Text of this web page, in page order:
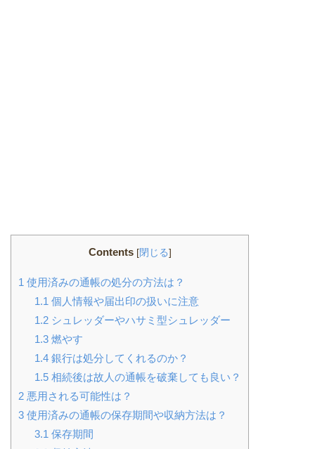
Contents [閉じる]
1 使用済みの通帳の処分の方法は？
1.1 個人情報や届出印の扱いに注意
1.2シュレッダーやハサミ型シュレッダー
1.3燃やす
1.4銀行は処分してくれるのか？
1.5相続後は故人の通帳を破棄しても良い？
2 悪用される可能性は？
3 使用済みの通帳の保存期間や収納方法は？
3.1 保存期間